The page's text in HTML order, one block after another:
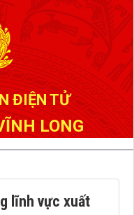
ĐIỆN TỬ
LONG
lĩnh vực xuất